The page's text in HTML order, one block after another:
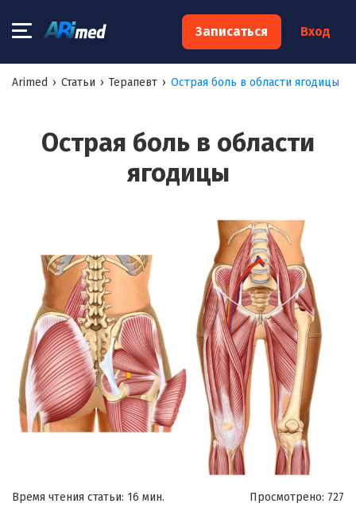
Записаться Вход
Arimed › Статьи › Терапевт › Острая боль в области ягодицы
Острая боль в области
ягодицы
Время чтения статьи: 16 мин. Просмотрено: 727
×
Запишитесь на консультацию к
Ваше имя:*
Я согласен наобработку моих персональных данных